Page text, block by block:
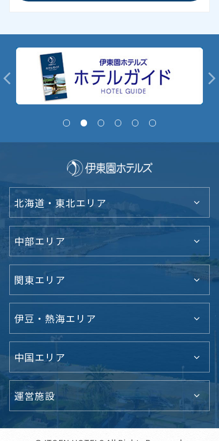
北海道・東北エリア
中部エリア
関東エリア
伊豆・熱海エリア
中国エリア
運営施設